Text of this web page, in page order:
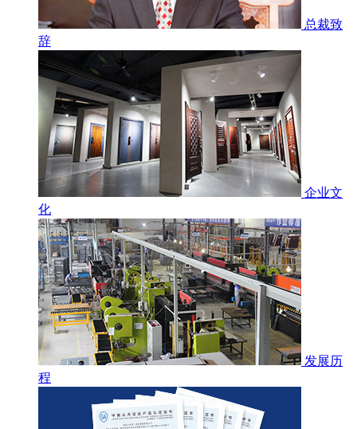
总裁致
辞
企业文
化
发展历
程